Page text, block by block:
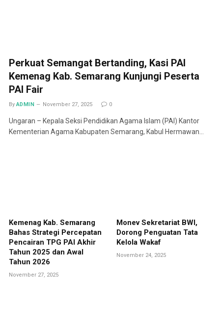
Perkuat Semangat Bertanding, Kasi PAI
Kemenag Kab. Semarang Kunjungi Peserta
PAI Fair
By ADMIN November 27, 2025 0
Ungaran – Kepala Seksi Pendidikan Agama Islam (PAI) Kantor
Kementerian Agama Kabupaten Semarang, Kabul Hermawan…
Kemenag Kab. Semarang
Bahas Strategi Percepatan
Pencairan TPG PAI Akhir
Tahun 2025 dan Awal
Tahun 2026
November 27, 2025
Monev Sekretariat BWI,
Dorong Penguatan Tata
Kelola Wakaf
November 24, 2025